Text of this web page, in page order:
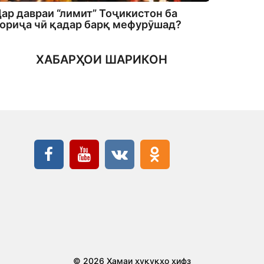
давраи “лимит” Тоҷикистон ба
чӣ қадар барқ мефурӯшад?
ХАБАРҲОИ ШАРИКОН
© 2026 Ҳамаи ҳуқуқҳо ҳифз